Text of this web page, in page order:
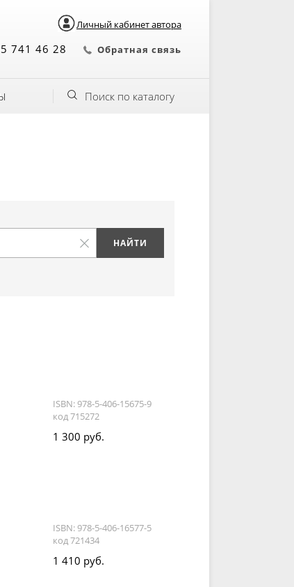
Личный кабинет автора
741 46 28 Обратная связь
Поиск по каталогу
ISBN: 978-5-406-15675-9
код 715272
1 300 руб.
ISBN: 978-5-406-16577-5
код 721434
1 410 руб.